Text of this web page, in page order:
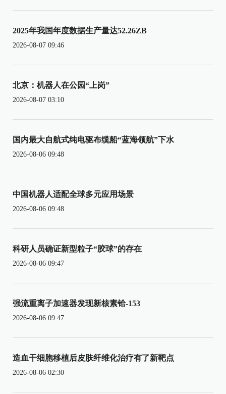
2025年我国年度数据生产量达52.26ZB
2026-08-07 09:46
北京：机器人在公园“上岗”
2026-08-07 03:10
国内最大自航式纯电驱布缆船“蓝海领航”下水
2026-08-06 09:48
中国机器人适配全球多元应用场景
2026-08-06 09:48
科研人员确证新型粒子“胶球”的存在
2026-08-06 09:47
强流重离子加速器发现新核素铪-153
2026-08-06 09:47
造血干细胞移植后皮肤纤维化治疗有了新靶点
2026-08-06 02:30